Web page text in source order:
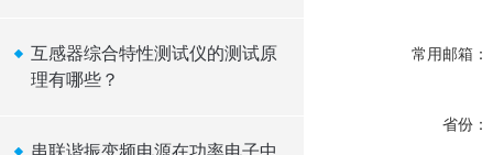
互感器综合特性测试仪的测试原
理有哪些？
串联谐振变频电源在功率电子中
常用邮箱：
省份：